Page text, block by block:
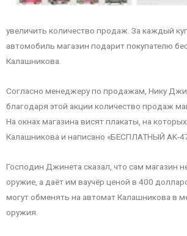
увеличить количество продаж. За каждый
автомобиль магазин подарит покупателю
Калашникова.
Согласно менеджеру по продажам, Нику
благодаря этой акции количество продаж
На окнах магазина висят плакаты, на
Калашникова и написано «БЕСПЛАТНЫЙ AK-
Господин Джинета сказал, что сам магазин
оружие, а даёт им ваучёр ценой в 400
могут обменять на автомат Калашникова в
оружия.